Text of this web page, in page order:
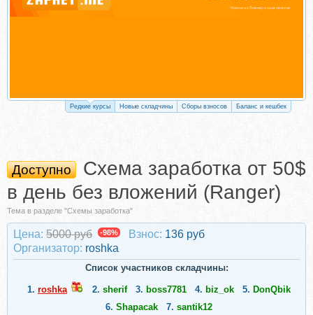
Редкие курсы Новые складчины Сборы взносов Баланс и кешбек
Доступно
Схема заработка от 50$
в день без вложений (Ranger)
Тема в разделе "Схемы заработка"
Цена: 5000 руб -98% Взнос: 136 руб
Организатор: roshka
Список участников складчины:
1. roshka 2. sherif 3. boss7781 4. biz_ok 5. DonQbik
6. Shapacak 7. santik12